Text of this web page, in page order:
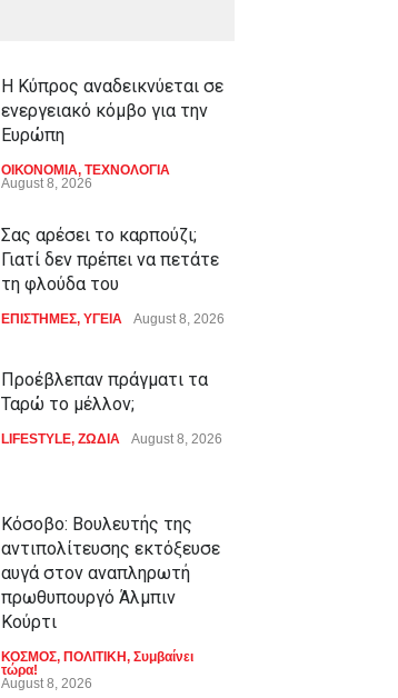
Η Κύπρος αναδεικνύεται σε
ενεργειακό κόμβο για την
Ευρώπη
ΟΙΚΟΝΟΜΙΑ, ΤΕΧΝΟΛΟΓΙΑ
August 8, 2026
Σας αρέσει το καρπούζι;
Γιατί δεν πρέπει να πετάτε
τη φλούδα του
ΕΠΙΣΤΗΜΕΣ, ΥΓΕΙΑ August 8, 2026
Προέβλεπαν πράγματι τα
Ταρώ το μέλλον;
LIFESTYLE, ΖΩΔΙΑ August 8, 2026
Κόσοβο: Βουλευτής της
αντιπολίτευσης εκτόξευσε
αυγά στον αναπληρωτή
πρωθυπουργό Άλμπιν
Κούρτι
ΚΟΣΜΟΣ, ΠΟΛΙΤΙΚΗ, Συμβαίνει
τώρα!
August 8, 2026